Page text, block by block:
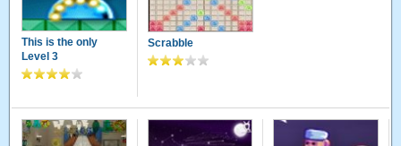
This is the only
Level 3
Scrabble